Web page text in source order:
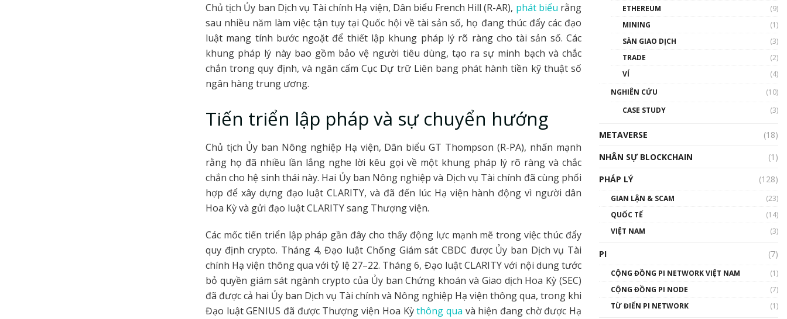
Chủ tịch Ủy ban Dịch vụ Tài chính Hạ viện, Dân biểu French Hill (R-AR), phát biểu rằng
sau nhiều năm làm việc tận tụy tại Quốc hội về tài sản số, họ đang thúc đẩy các đạo
luật mang tính bước ngoặt để thiết lập khung pháp lý rõ ràng cho tài sản số. Các
khung pháp lý này bao gồm bảo vệ người tiêu dùng, tạo ra sự minh bạch và chắc
chắn trong quy định, và ngăn cấm Cục Dự trữ Liên bang phát hành tiền kỹ thuật số
ngân hàng trung ương.
Tiến triển lập pháp và sự chuyển hướng
Chủ tịch Ủy ban Nông nghiệp Hạ viện, Dân biểu GT Thompson (R-PA), nhấn mạnh
rằng họ đã nhiều lần lắng nghe lời kêu gọi về một khung pháp lý rõ ràng và chắc
chắn cho hệ sinh thái này. Hai Ủy ban Nông nghiệp và Dịch vụ Tài chính đã cùng phối
hợp để xây dựng đạo luật CLARITY, và đã đến lúc Hạ viện hành động vì người dân
Hoa Kỳ và gửi đạo luật CLARITY sang Thượng viện.
Các mốc tiến triển lập pháp gần đây cho thấy động lực mạnh mẽ trong việc thúc đẩy
quy định crypto. Tháng 4, Đạo luật Chống Giám sát CBDC được Ủy ban Dịch vụ Tài
chính Hạ viện thông qua với tỷ lệ 27–22. Tháng 6, Đạo luật CLARITY với nội dung tước
bỏ quyền giám sát ngành crypto của Ủy ban Chứng khoán và Giao dịch Hoa Kỳ (SEC)
đã được cả hai Ủy ban Dịch vụ Tài chính và Nông nghiệp Hạ viện thông qua, trong khi
Đạo luật GENIUS đã được Thượng viện Hoa Kỳthông qua và hiện đang chờ được Hạ
01:34:46
01:32:59
Talkshow17: Mùa đông
Crypto – Chiếc khăn gió ấm
ETHEREUM
(9)
MINING
(1)
SÀN GIAO DỊCH
(3)
TRADE
(2)
VÍ
(4)
NGHIÊN CỨU
(10)
CASE STUDY
(3)
METAVERSE
(18)
NHÂN SỰ BLOCKCHAIN
(1)
PHÁP LÝ
(128)
GIAN LẬN & SCAM
(23)
QUỐC TẾ
(14)
VIỆT NAM
(3)
PI (7)
CỘNG ĐỒNG PI NETWORK VIỆT NAM
(1)
CỘNG ĐỒNG PI NODE
(7)
TỪ ĐIỂN PI NETWORK
(1)